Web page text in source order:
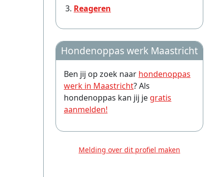
Reageren
Hondenoppas werk Maastricht
Ben jij op zoek naar hondenoppas
werk in Maastricht? Als
hondenoppas kan jij je gratis
aanmelden!
Melding over dit profiel maken